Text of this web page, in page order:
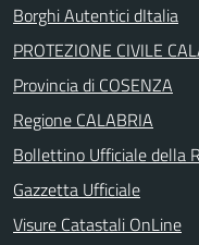
Borghi Autentici dItalia
PROTEZIONE CIVILE
Provincia di COSENZA
Regione CALABRIA
Bollettino Ufficiale della
Gazzetta Ufficiale
Visure Catastali OnLine